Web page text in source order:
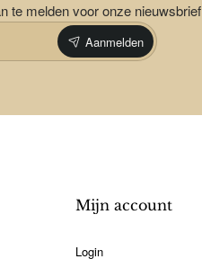
te melden voor onze nieuwsbrief
Aanmelden
Mijn account
Login